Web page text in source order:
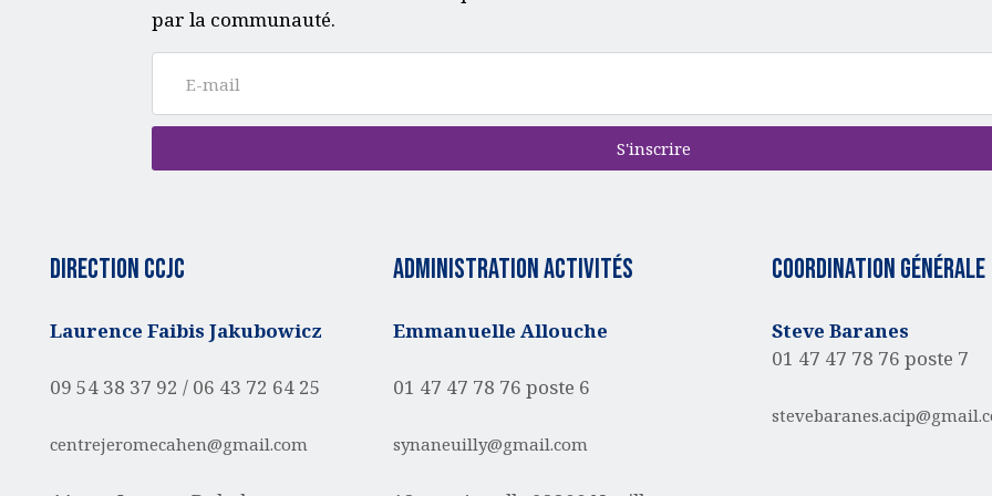
par la communauté.
S'inscrire
Direction CCJC
Laurence Faibis Jakubowicz
09 54 38 37 92 / 06 43 72 64 25
centrejeromecahen@gmail.com
administration activités
Emmanuelle Allouche
01 47 47 78 76 poste 6
synaneuilly@gmail.com
Coordination générale
Steve Baranes
01 47 47 78 76 poste 7